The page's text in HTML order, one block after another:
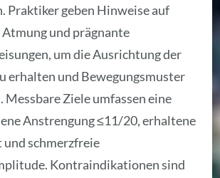
Praktiker geben Hinweise auf
und prägnante
um die Ausrichtung der
erhalten und Bewegungsmuster
Messbare Ziele umfassen eine
Anstrengung ≤11/20, erhaltene
schmerzfreie
Kontraindikationen sind